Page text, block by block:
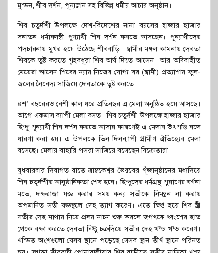
মুন্ডন, শীব দর্শন, পূন্যস্নান সহ বিভিন্ন ধর্মীয় আচার অনুষ্ঠান।
শিব চতুর্দশী উপলক্ষে দেশ-বিদেশের নানা বয়সের হাজার হাজার
সনাতন ধর্মাবলম্বী পুণ্যার্থী শিব দর্শন করতে আসছেন। পূন্যার্থীদের
পদচারনায় মুখর হয়ে উঠেছে শীববাড়ি। স্বামীর মঙ্গল কামনায় দেবতা
শিবকে তুষ্ট করতে গৃহবধূরা শিব আর্ঘ দিতে আসেন। আর অবিবাহীত
মেয়েরা আসেন শিবের ন্যায় নিজের যোগ্য বর (স্বামী) প্রত্যাশায় ফুল-
জলের নৈবেদ্য সাজিয়ে দেবতাকে তুষ্ট করতে।
৪শ’ বছরেরও বেশী কাল ধরে প্রতিবছর এ মেলা অনুষ্ঠিত হয়ে আসছে।
আগে একমাস ব্যাপী মেলা বসত। শিব চতুর্দশী উপলক্ষে হাজার হাজার
হিন্দু পূন্যার্থী শিব দর্শন করতে আসার কারণেই এ মেলার উৎপত্তি বলে
ধারণা করা হয়। এ উপলক্ষে তিন দিনব্যাপী গ্রামীণ ঐতিহ্যের মেলা
বসেছে। মেলায় বাহারি পসরা সাজিয়ে বসেছেন বিক্রেতারা।
বুধবারবার দিবাগত রাতে ত্রাম্বকেশ্বর ভৈরবের পূঁজানুষ্ঠানের মধ্যদিয়ে
শিব চতুর্দশীর আনুষ্ঠানিকতা শেষ হবে। হিন্দুদের ধর্মগ্রন্থ পুরাণের বর্ণনা
মতে, দক্ষরাজা যজ্ঞ করার সময় কন্য সতীকে নিমন্ত্রন না করায়
অপমানিত সতী যজ্ঞস্থলে দেহ ত্যাগ করেণ। এতে ক্ষিপ্ত হয়ে শিব স্ত্রী
সতীর দেহ মাথায় নিয়ে প্রলয় নাচন শুরু করলে জগৎকে ধ্বংশের হাত
থেকে রক্ষা করতে দেবতা বিষ্ণু চক্রদিয়ে সতীর দেহ খন্ড খন্ড করেণ।
খন্ডিত অংশগুলো যেসব স্থানে পড়েছে সেসব স্থান তীর্থ স্থানে পরিনত